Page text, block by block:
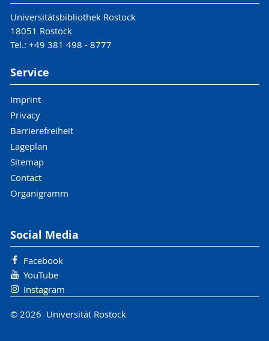
Universitätsbibliothek Rostock
18051 Rostock
Tel.: +49 381 498 - 8777
Service
Imprint
Privacy
Barrierefreiheit
Lageplan
Sitemap
Contact
Organigramm
Social Media
Facebook
YouTube
Instagram
© 2026 Universität Rostock